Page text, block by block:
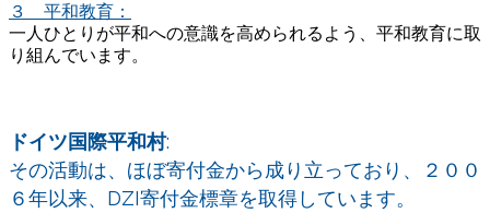
３ 平和教育：
一人ひとりが平和への意識を高められるよう、平和教育に取
り組んでいます。
ドイツ国際平和村:
その活動は、ほぼ寄付金から成り立っており、２００
６年以来、DZI寄付金標章を取得しています。